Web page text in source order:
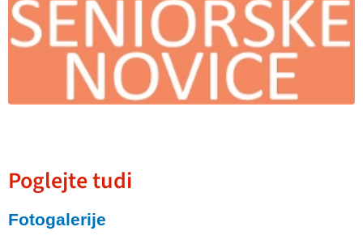
Poglejte tudi
Fotogalerije